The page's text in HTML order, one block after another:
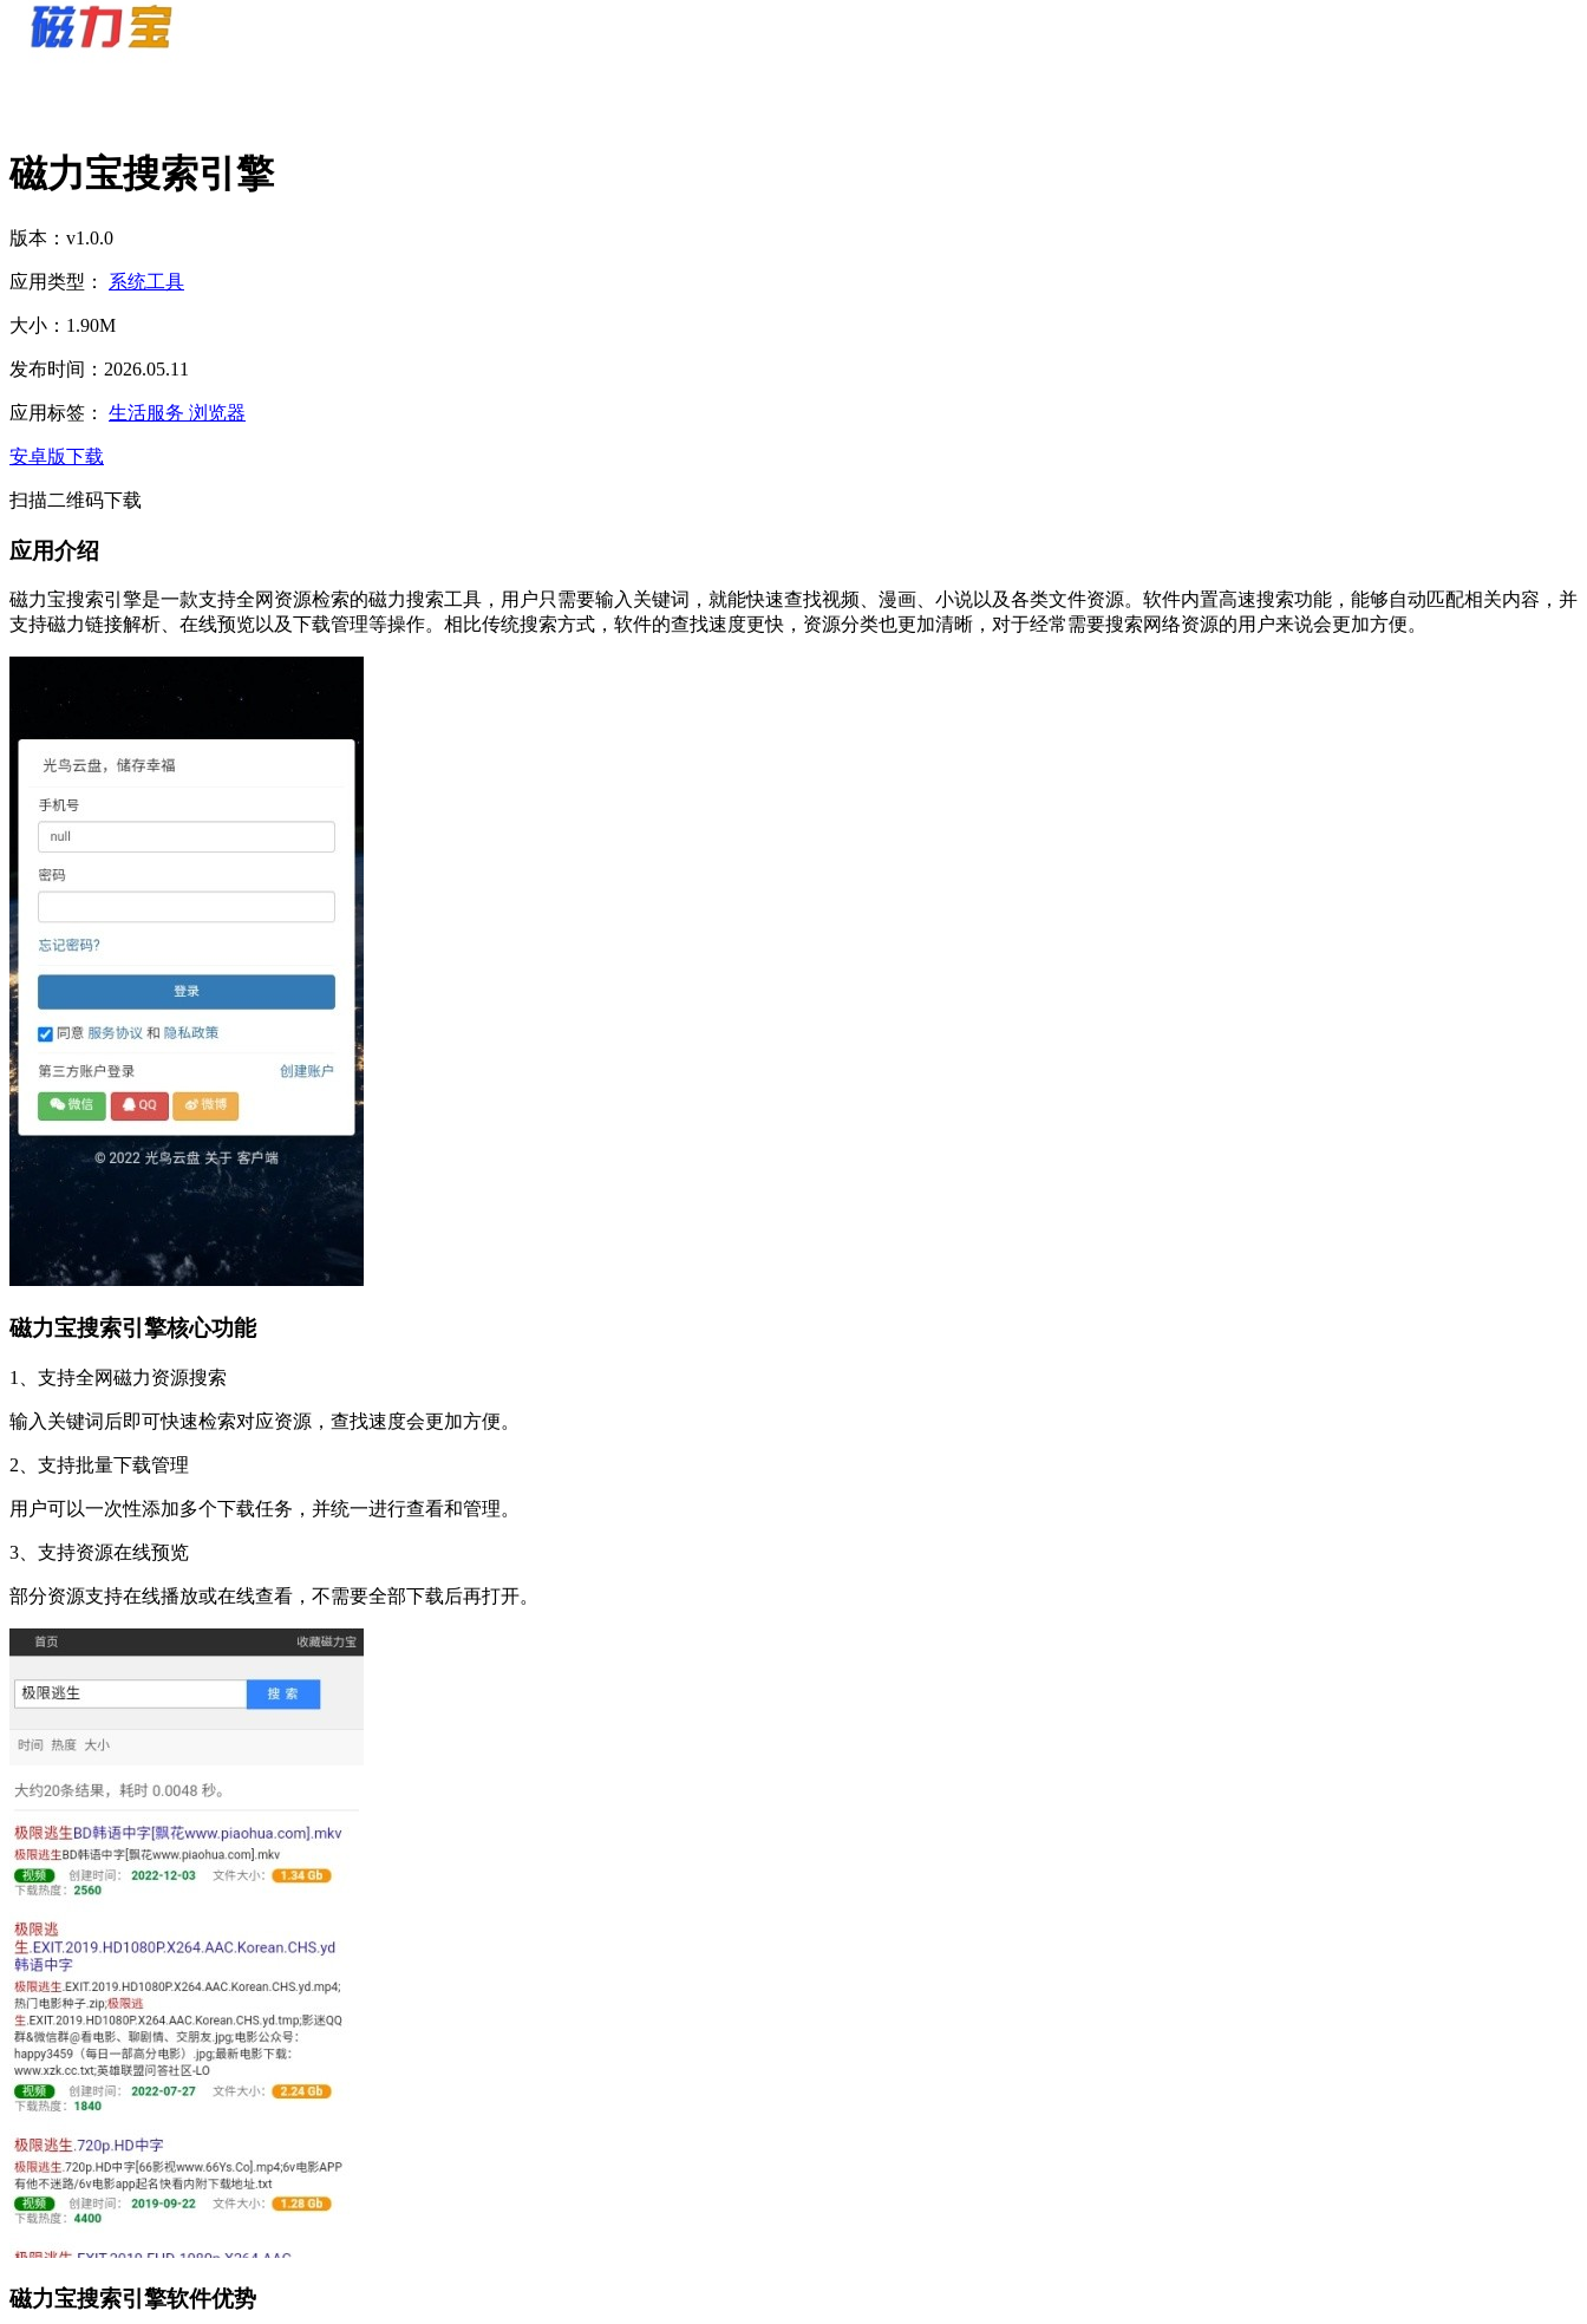
磁力宝搜索引擎
版本：v1.0.0
应用类型： 系统工具
大小：1.90M
发布时间：2026.05.11
应用标签： 生活服务 浏览器
安卓版下载
扫描二维码下载
应用介绍
磁力宝搜索引擎是一款支持全网资源检索的磁力搜索工具，用户只需要输入关键词，就能快速查找视频、漫画、小说以及各类文件资源。软件内置高速搜索功能，能够自动匹配相关内容，并
支持磁力链接解析、在线预览以及下载管理等操作。相比传统搜索方式，软件的查找速度更快，资源分类也更加清晰，对于经常需要搜索网络资源的用户来说会更加方便。
磁力宝搜索引擎核心功能
1、支持全网磁力资源搜索
输入关键词后即可快速检索对应资源，查找速度会更加方便。
2、支持批量下载管理
用户可以一次性添加多个下载任务，并统一进行查看和管理。
3、支持资源在线预览
部分资源支持在线播放或在线查看，不需要全部下载后再打开。
磁力宝搜索引擎软件优势